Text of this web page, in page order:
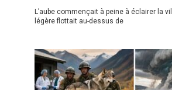
L’aube commençait à peine à éclairer la
légère flottait au-dessus de